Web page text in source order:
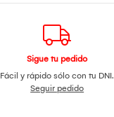
Sigue tu pedido
Fácil y rápido sólo con tu DNI.
Seguir pedido